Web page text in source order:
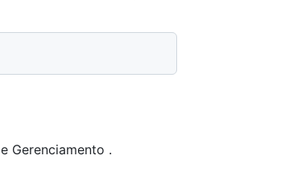
Gerenciamento .